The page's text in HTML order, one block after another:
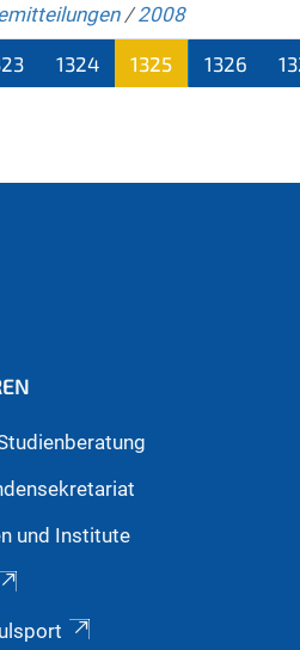
/2008
1324
1325
1326
und Institute